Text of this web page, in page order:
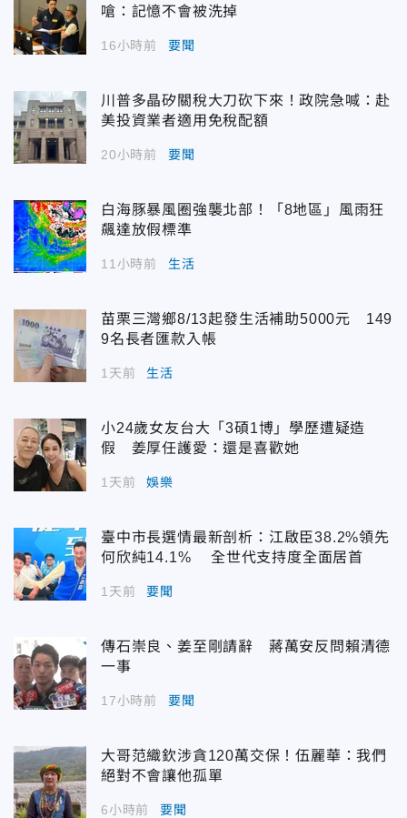
嗆：記憶不會被洗掉
16小時前 要聞
川普多晶矽關稅大刀砍下來！政院急喊：赴
美投資業者適用免稅配額
20小時前 要聞
白海豚暴風圈強襲北部！「8地區」風雨狂
飆達放假標準
11小時前 生活
苗栗三灣鄉8/13起發生活補助5000元 149
9名長者匯款入帳
1天前 生活
小24歲女友台大「3碩1博」學歷遭疑造
假 姜厚任護愛：還是喜歡她
1天前 娛樂
臺中市長選情最新剖析：江啟臣38.2%領先
何欣純14.1% 全世代支持度全面居首
1天前 要聞
傳石崇良、姜至剛請辭 蔣萬安反問賴清德
一事
17小時前 要聞
大哥范織欽涉貪120萬交保！伍麗華：我們
絕對不會讓他孤單
6小時前 要聞